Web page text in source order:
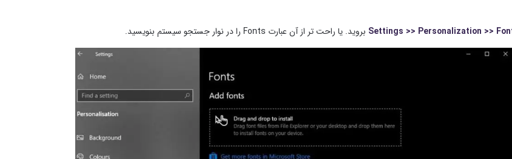
Settings >> Personalization >> بروید. یا راحت تر از آن عبارت Fonts را در نوار جستجو سیستم بنویسید.